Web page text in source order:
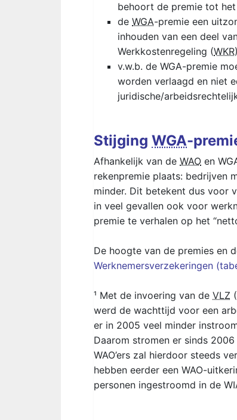
behoort de premie tot
de WGA-premie een
inhouden van een deel
Werkkostenregeling (WKR
v.w.b. de WGA-premie
worden verlaagd en niet
juridische/
Stijging WGA-
Afhankelijk van de WAO en
rekenpremie plaats: bedrijven
minder. Dit betekent dus voor
in veel gevallen ook voor
premie te verhalen op het
De hoogte van de premies en
Werknemersverzekeringen
¹ Met de invoering van de VLZ
werd de wachttijd voor een
er in 2005 veel minder
Daarom stromen er sinds
WAO’ers zal hierdoor steeds
hebben eerder een WAO-
personen ingestroomd in de